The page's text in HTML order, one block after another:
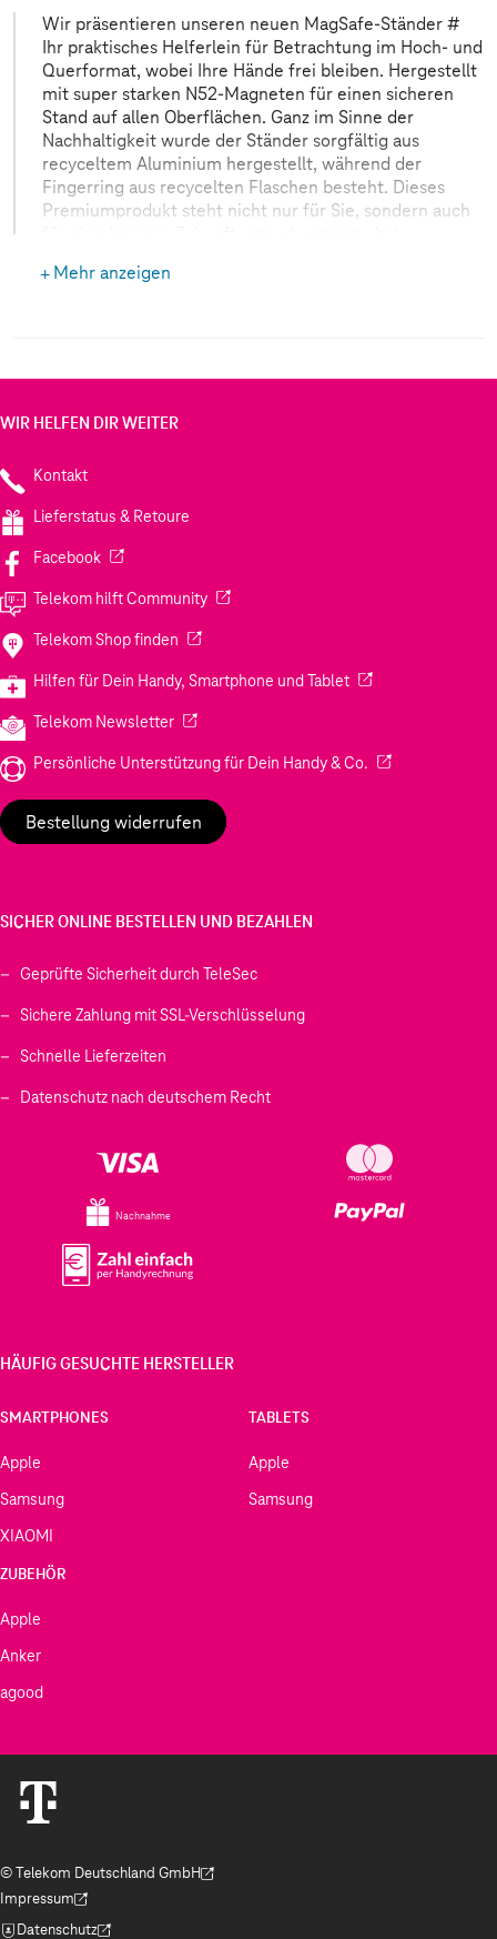
Wir präsentieren unseren neuen MagSafe-Ständer #
Ihr praktisches Helferlein für Betrachtung im Hoch- und
Querformat, wobei Ihre Hände frei bleiben. Hergestellt
mit super starken N52-Magneten für einen sicheren
Stand auf allen Oberflächen. Ganz im Sinne der
Nachhaltigkeit wurde der Ständer sorgfältig aus
recyceltem Aluminium hergestellt, während der
Fingerring aus recycelten Flaschen besteht. Dieses
Premiumprodukt steht nicht nur für Sie, sondern auch
angesagt. Daher gilt: Pflanzen statt Plastik. Fokus auf
Mehr anzeigen
WIR HELFEN DIR WEITER
Kontakt
Lieferstatus & Retoure
Facebook(Wird in einem neuen Tab geöffnet)
Telekom hilft Community(Wird in einem neuen Tab geöffnet)
Telekom Shop finden (Wird in einem neuen Tab geöffnet)
Hilfen für Dein Handy, Smartphone und Tablet(Wird in einem
Telekom Newsletter(Wird in einem neuen Tab geöffnet)
Persönliche Unterstützung für Dein Handy & Co. (Wird in einem
Bestellung widerrufen
SICHER ONLINE BESTELLEN UND BEZAHLEN
Geprüfte Sicherheit durch TeleSec
Sichere Zahlung mit SSL-Verschlüsselung
Schnelle Lieferzeiten
Datenschutz nach deutschem Recht
Nachnahme
HÄUFIG GESUCHTE HERSTELLER
SMARTPHONES
Apple
Samsung
XIAOMI
TABLETS
Apple
Samsung
ZUBEHÖR
Apple
Anker
agood
© Telekom Deutschland GmbH
(Der Link wird in einem neuen Tab geöffnet)
Impressum
(Der Link wird in einem neuen Tab geöffnet)
Datenschutz